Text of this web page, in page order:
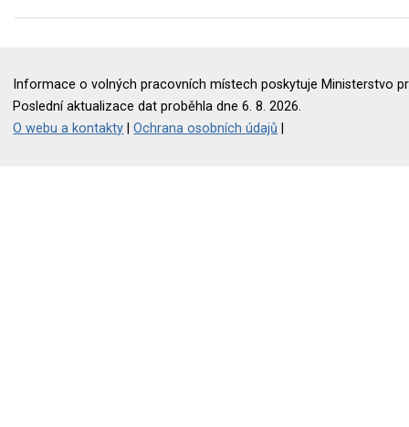
Informace o volných pracovních místech poskytuje Ministerstvo
Poslední aktualizace dat proběhla dne 6. 8. 2026.
O webu a kontakty |Ochrana osobních údajů